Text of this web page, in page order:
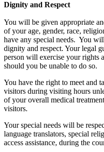
Dignity and Respect
You will be given appropriate
of your age, gender, race,
have any special needs. You
dignity and respect. Your legal
person will exercise your rights
should you be unable to do so.
You have the right to meet and
visitors during visiting hours
of your overall medical
visitors.
Your special needs will be
language translators, special
access assistance, during the